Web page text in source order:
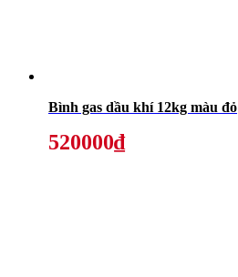
Bình gas dầu khí 12kg màu đỏ
520000₫